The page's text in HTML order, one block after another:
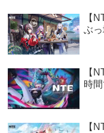
【
ぶ
【
時
【